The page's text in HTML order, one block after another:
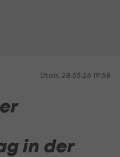
Utah, 28.05.26 19:58
in der